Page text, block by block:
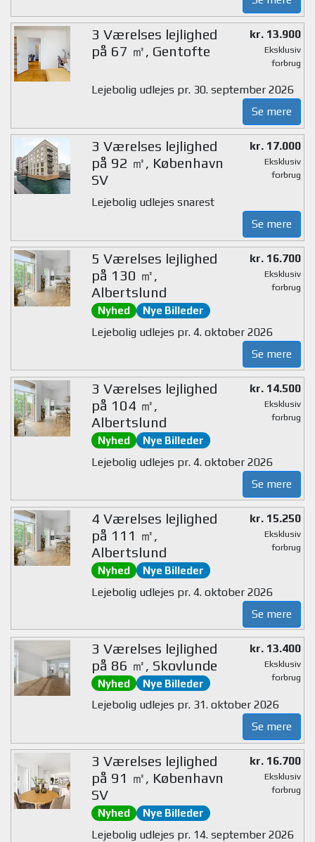
3 Værelses lejlighed
på 67 ㎡, Gentofte
kr. 13.900
Eksklusiv
forbrug
Lejebolig udlejes pr. 30. september 2026
Se mere
3 Værelses lejlighed
på 92 ㎡, København
SV
kr. 17.000
Eksklusiv
forbrug
Lejebolig udlejes snarest
Se mere
5 Værelses lejlighed
på 130 ㎡,
Albertslund
Nyhed Nye Billeder
kr. 16.700
Eksklusiv
forbrug
Lejebolig udlejes pr. 4. oktober 2026
Se mere
3 Værelses lejlighed
på 104 ㎡,
Albertslund
Nyhed Nye Billeder
kr. 14.500
Eksklusiv
forbrug
Lejebolig udlejes pr. 4. oktober 2026
Se mere
4 Værelses lejlighed
på 111 ㎡,
Albertslund
Nyhed Nye Billeder
kr. 15.250
Eksklusiv
forbrug
Lejebolig udlejes pr. 4. oktober 2026
Se mere
3 Værelses lejlighed
på 86 ㎡, Skovlunde
Nyhed Nye Billeder
kr. 13.400
Eksklusiv
forbrug
Lejebolig udlejes pr. 31. oktober 2026
Se mere
3 Værelses lejlighed
på 91 ㎡, København
SV
Nyhed Nye Billeder
kr. 16.700
Eksklusiv
forbrug
Lejebolig udlejes pr. 14. september 2026